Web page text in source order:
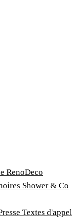
RenoDeco
Shower & Co
Textes d'appel